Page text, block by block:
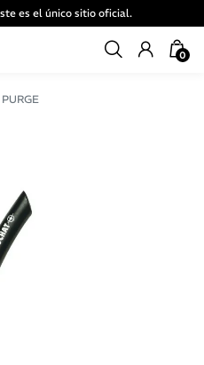
es el único sitio oficial.
0